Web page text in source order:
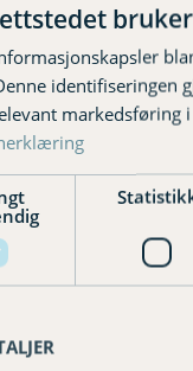
identifiseringen
markedsføring